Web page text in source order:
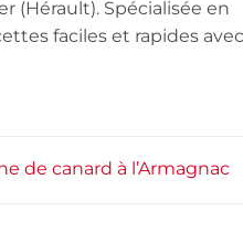
(Hérault). Spécialisée en
faciles et rapides avec
de canard à l’Armagnac